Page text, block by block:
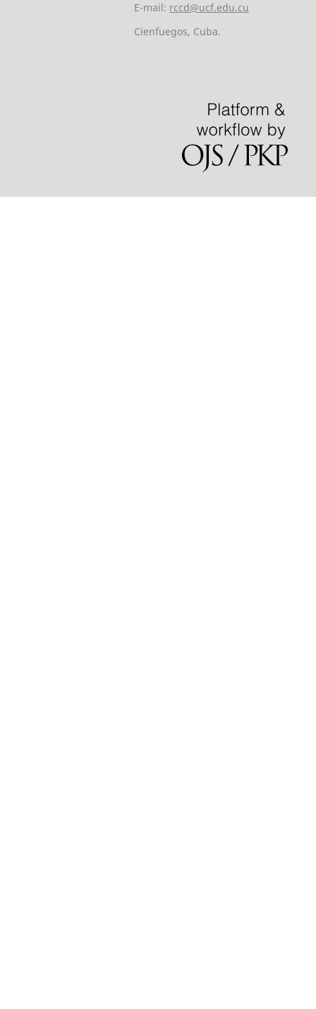
E-mail: rccd@ucf.edu.cu
Cienfuegos, Cuba.